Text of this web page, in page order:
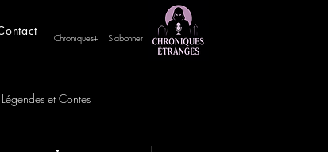
S'abonner
Chroniques+
Légendes et Contes